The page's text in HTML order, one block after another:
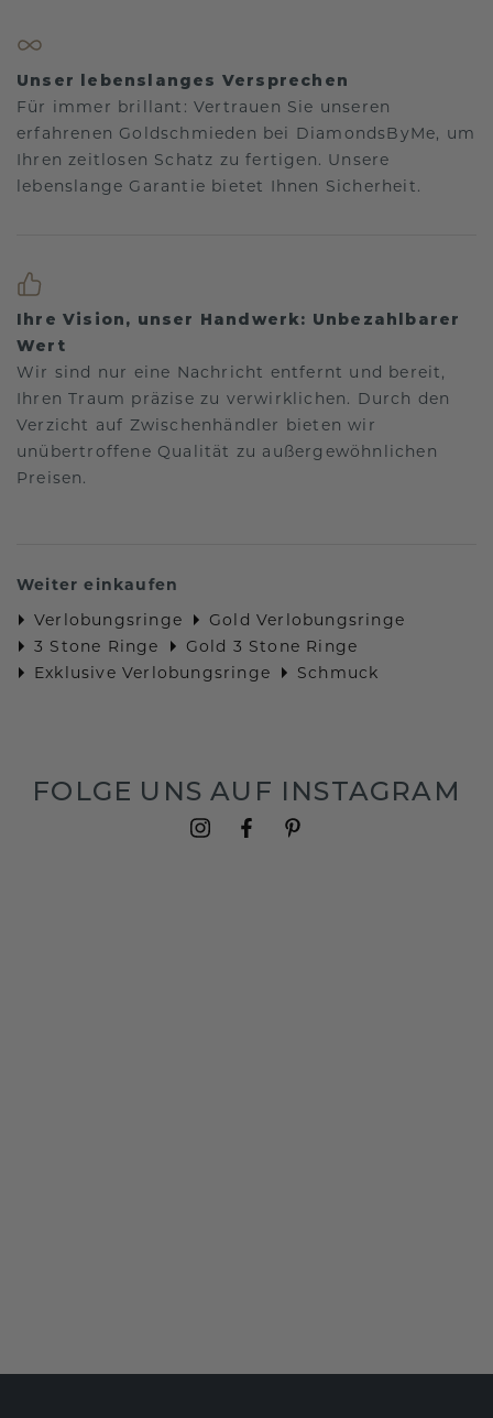
Unser lebenslanges Versprechen
Für immer brillant: Vertrauen Sie unseren
erfahrenen Goldschmieden bei DiamondsByMe, um
Ihren zeitlosen Schatz zu fertigen. Unsere
lebenslange Garantie bietet Ihnen Sicherheit.
Ihre Vision, unser Handwerk: Unbezahlbarer
Wert
Wir sind nur eine Nachricht entfernt und bereit,
Ihren Traum präzise zu verwirklichen. Durch den
Verzicht auf Zwischenhändler bieten wir
unübertroffene Qualität zu außergewöhnlichen
Preisen.
Weiter einkaufen
Verlobungsringe
Gold Verlobungsringe
3 Stone Ringe
Gold 3 Stone Ringe
Exklusive Verlobungsringe
Schmuck
FOLGE UNS AUF INSTAGRAM